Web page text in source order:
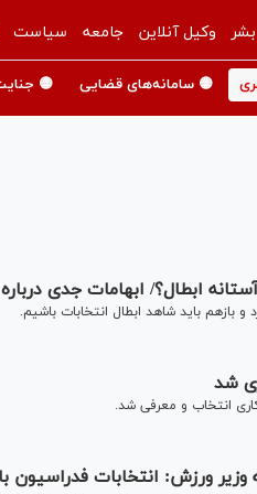
وکیل آنلاین جامعه سیاست
🟡 سامانه‌های قضایی 🟡
ابطال؟/ ابهامات جدی
بازهم باید شاهد ابطال انتخابات باشیم.
شد
انتخاب و معرفی شد.
ورزش: انتخابات فدراسیون